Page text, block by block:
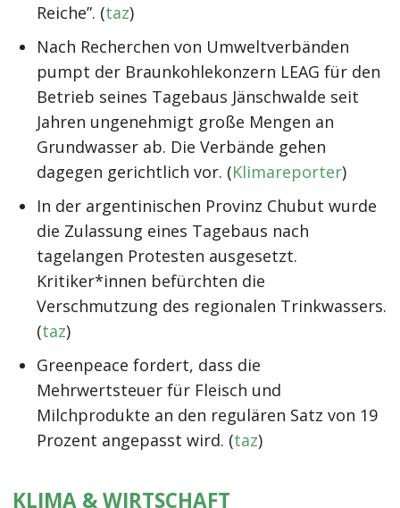
Reiche”. (taz)
Nach Recherchen von Umweltverbänden
pumpt der Braunkohlekonzern LEAG für den
Betrieb seines Tagebaus Jänschwalde seit
Jahren ungenehmigt große Mengen an
Grundwasser ab. Die Verbände gehen
dagegen gerichtlich vor. (Klimareporter)
In der argentinischen Provinz Chubut wurde
die Zulassung eines Tagebaus nach
tagelangen Protesten ausgesetzt.
Kritiker*innen befürchten die
Verschmutzung des regionalen Trinkwassers.
(taz)
Greenpeace fordert, dass die
Mehrwertsteuer für Fleisch und
Milchprodukte an den regulären Satz von 19
Prozent angepasst wird. (taz)
KLIMA & WIRTSCHAFT